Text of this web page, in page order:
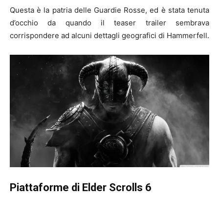
Questa è la patria delle Guardie Rosse, ed è stata tenuta
d’occhio da quando il teaser trailer sembrava
corrispondere ad alcuni dettagli geografici di Hammerfell.
Piattaforme di Elder Scrolls 6